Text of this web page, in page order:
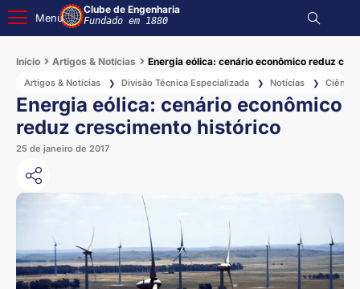
Menu
Clube de Engenharia
Fundado em 1880
Início Artigos & Notícias Energia eólica: cenário econômico reduz
Artigos & Notícias ❯ Divisão Técnica Especializada ❯ Notícias ❯ Ciência
Energia eólica: cenário econômico
reduz crescimento histórico
25 de janeiro de 2017